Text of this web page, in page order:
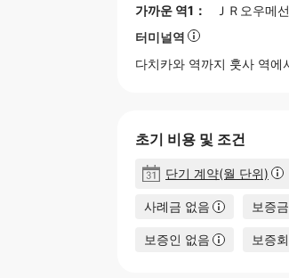
가까운 역1：
ＪＲ오우메선
터미널역
다치카와 역까지 훗사 역에
초기 비용 및 조건
단기 계약(월 단위)
사례금 없음 보증
보증인 없음 보증